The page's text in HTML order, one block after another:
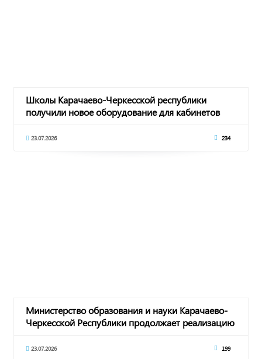
Школы Карачаево-Черкесской республики
получили новое оборудование для кабинетов
23.07.2026 234
Министерство образования и науки Карачаево-
Черкесской Республики продолжает реализацию
23.07.2026 199